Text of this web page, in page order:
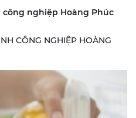
công nghiệp Hoàng Phúc
CÔNG NGHIỆP HOÀNG